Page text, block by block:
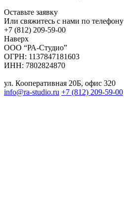
Оставьте заявку
Или свяжитесь с нами по телефону
+7 (812) 209-59-00
Наверх
ООО “РА-Студио”
ОГРН: 1137847181603
ИНН: 7802824870
ул. Кооперативная 20Б, офис 320
info@ra-studio.ru +7 (812) 209-59-00